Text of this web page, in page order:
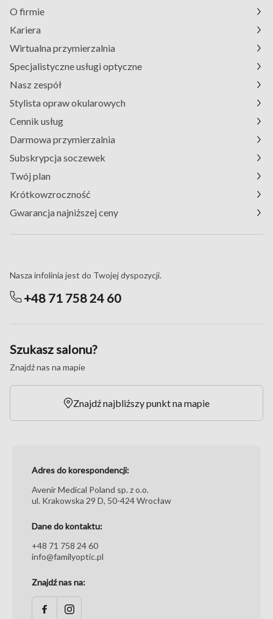
O firmie
Kariera
Wirtualna przymierzalnia
Specjalistyczne usługi optyczne
Nasz zespół
Stylista opraw okularowych
Cennik usług
Darmowa przymierzalnia
Subskrypcja soczewek
Twój plan
Krótkowzroczność
Gwarancja najniższej ceny
Nasza infolinia jest do Twojej dyspozycji.
+48 71 758 24 60
Szukasz salonu?
Znajdź nas na mapie
Znajdź najbliższy punkt na mapie
Adres do korespondencji:
Avenir Medical Poland sp. z o.o.
ul. Krakowska 29 D, 50-424 Wrocław
Dane do kontaktu:
+48 71 758 24 60
info@familyoptic.pl
Znajdź nas na: